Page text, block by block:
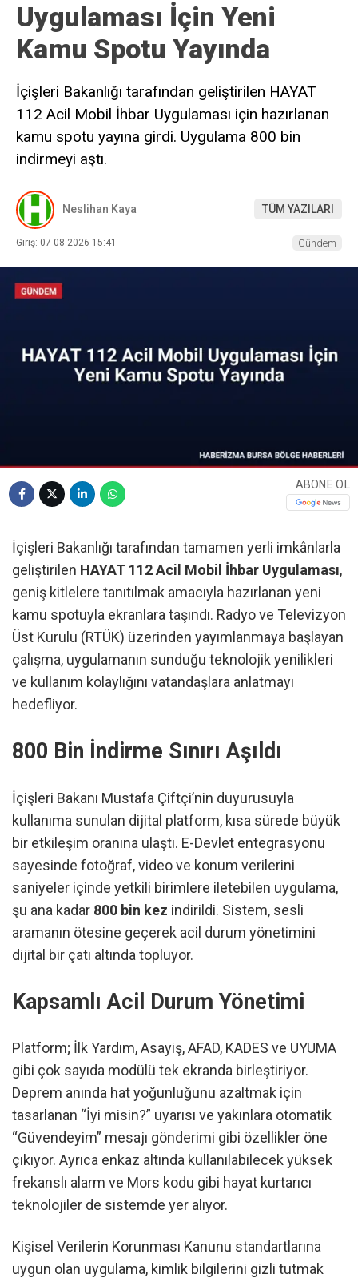
Uygulaması İçin Yeni
Kamu Spotu Yayında
İçişleri Bakanlığı tarafından geliştirilen HAYAT
112 Acil Mobil İhbar Uygulaması için hazırlanan
kamu spotu yayına girdi. Uygulama 800 bin
indirmeyi aştı.
Neslihan Kaya TÜM YAZILARI
Giriş: 07-08-2026 15:41 Gündem
ABONE OL
İçişleri Bakanlığı tarafından tamamen yerli imkânlarla
geliştirilen HAYAT 112 Acil Mobil İhbar Uygulaması,
geniş kitlelere tanıtılmak amacıyla hazırlanan yeni
kamu spotuyla ekranlara taşındı. Radyo ve Televizyon
Üst Kurulu (RTÜK) üzerinden yayımlanmaya başlayan
çalışma, uygulamanın sunduğu teknolojik yenilikleri
ve kullanım kolaylığını vatandaşlara anlatmayı
hedefliyor.
800 Bin İndirme Sınırı Aşıldı
İçişleri Bakanı Mustafa Çiftçi’nin duyurusuyla
kullanıma sunulan dijital platform, kısa sürede büyük
bir etkileşim oranına ulaştı. E-Devlet entegrasyonu
sayesinde fotoğraf, video ve konum verilerini
saniyeler içinde yetkili birimlere iletebilen uygulama,
şu ana kadar 800 bin kez indirildi. Sistem, sesli
aramanın ötesine geçerek acil durum yönetimini
dijital bir çatı altında topluyor.
Kapsamlı Acil Durum Yönetimi
Platform; İlk Yardım, Asayiş, AFAD, KADES ve UYUMA
gibi çok sayıda modülü tek ekranda birleştiriyor.
Deprem anında hat yoğunluğunu azaltmak için
tasarlanan “İyi misin?” uyarısı ve yakınlara otomatik
“Güvendeyim” mesajı gönderimi gibi özellikler öne
çıkıyor. Ayrıca enkaz altında kullanılabilecek yüksek
frekanslı alarm ve Mors kodu gibi hayat kurtarıcı
teknolojiler de sistemde yer alıyor.
Kişisel Verilerin Korunması Kanunu standartlarına
uygun olan uygulama, kimlik bilgilerini gizli tutmak